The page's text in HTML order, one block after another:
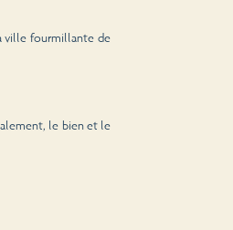
ville fourmillante de
le bien et le